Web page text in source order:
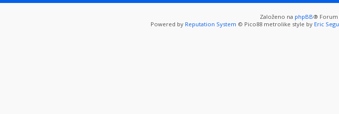
Založeno na phpBB® Forum
Powered by Reputation System © Pico88 metrolike style by Eric